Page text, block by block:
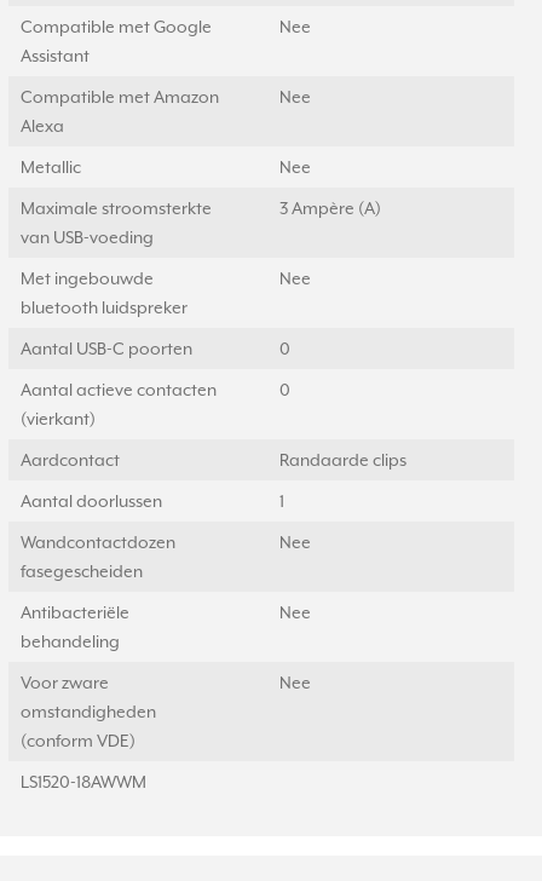
Compatible met Google
Assistant
Nee
Compatible met Amazon
Alexa
Nee
Metallic Nee
Maximale stroomsterkte
van USB-voeding
3 Ampère (A)
Met ingebouwde
bluetooth luidspreker
Nee
Aantal USB-C poorten 0
Aantal actieve contacten
(vierkant)
0
Aardcontact Randaarde clips
Aantal doorlussen 1
Wandcontactdozen
fasegescheiden
Nee
Antibacteriële
behandeling
Nee
Voor zware
omstandigheden
(conform VDE)
Nee
LS1520-18AWWM